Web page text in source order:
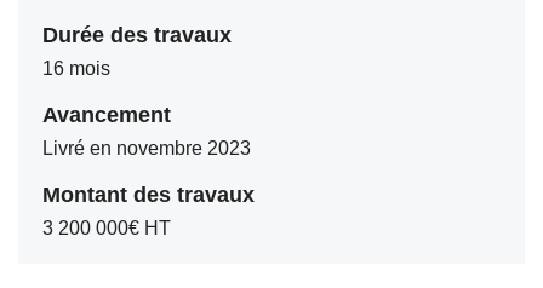
Durée des travaux
16 mois
Avancement
Livré en novembre 2023
Montant des travaux
3 200 000€ HT